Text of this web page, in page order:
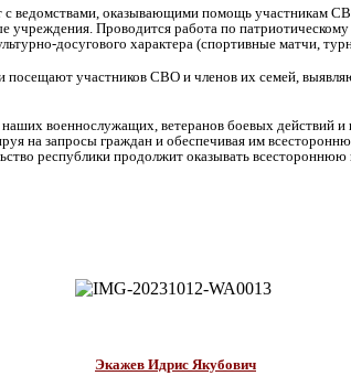
с ведомствами, оказывающими помощь участникам
учреждения. Проводится работа по
досугового характера (спортивные матчи,
посещают участников СВО и членов их семей,
военнослужащих, ветеранов боевых
на запросы граждан и обеспечивая им
республики продолжит оказывать
Экажев Идрис Якубович